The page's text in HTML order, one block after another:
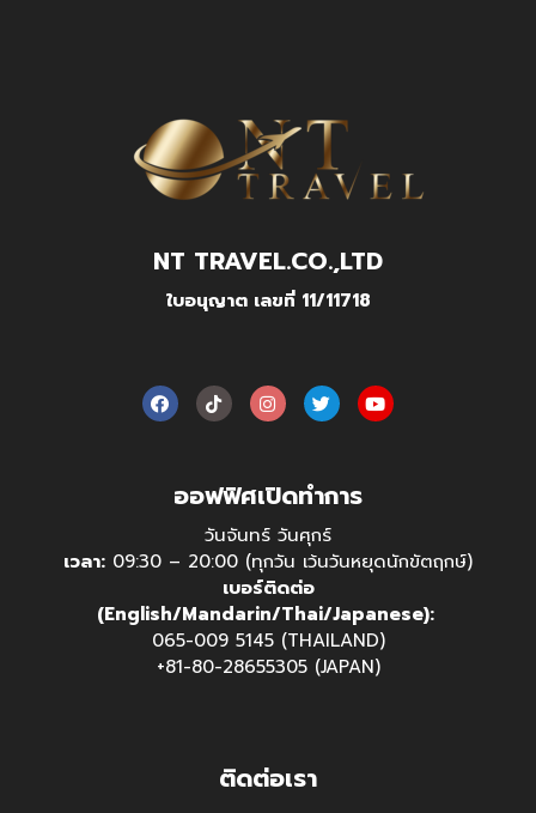
NT TRAVEL.CO.,LTD
ใบอนุญาต เลขที่ 11/11718
ออฟฟิศเปิดทำการ
วันจันทร์ วันศุกร์
เวลา: 09:30 – 20:00 (ทุกวัน เว้นวันหยุดนักขัตฤกษ์)
เบอร์ติดต่อ
(English/Mandarin/Thai/Japanese):
065-009 5145 (THAILAND)
+81-80-28655305 (JAPAN)
ติดต่อเรา